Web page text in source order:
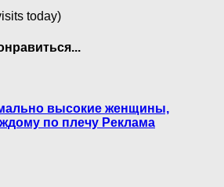
today)
высокие женщины,
по плечу Реклама